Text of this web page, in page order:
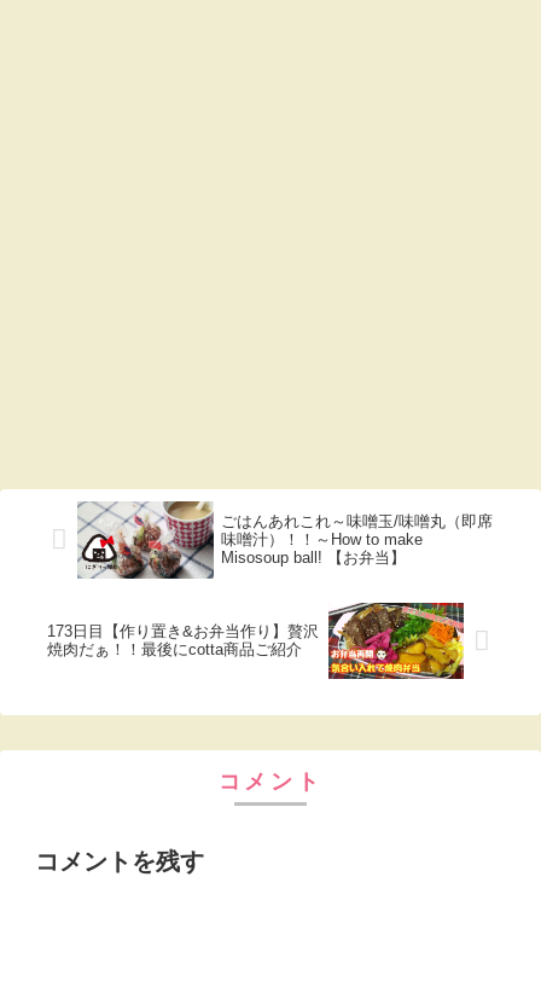
ごはんあれこれ～味噌玉/味噌丸（即席
味噌汁）！！～How to make
Misosoup ball! 【お弁当】
173日目【作り置き&お弁当作り】贅沢
焼肉だぁ！！最後にcotta商品ご紹介
コメント
コメントを残す